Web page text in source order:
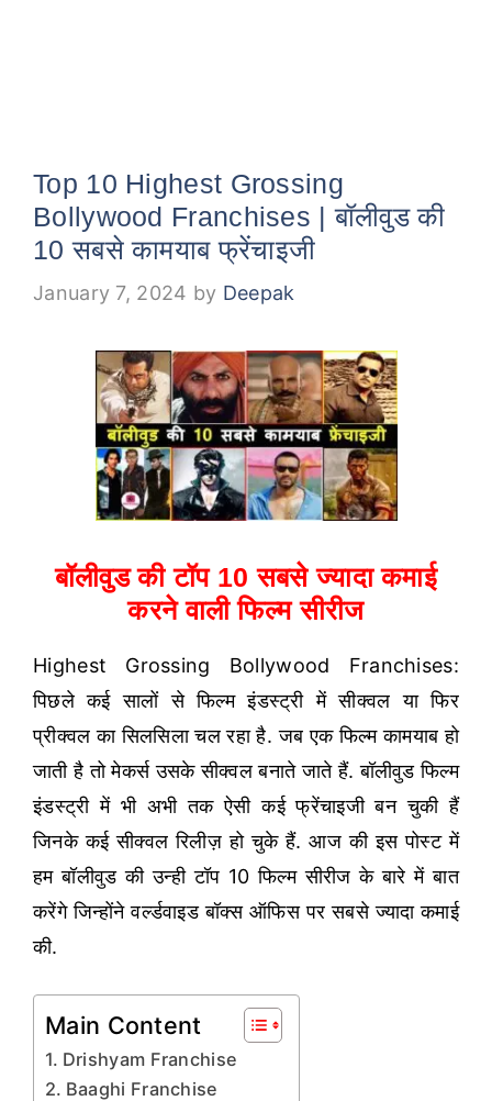
Top 10 Highest Grossing
Bollywood Franchises | बॉलीवुड की
10 सबसे कामयाब फ्रेंचाइजी
January 7, 2024 by Deepak
बॉलीवुड की टॉप 10 सबसे ज्यादा कमाई
करने वाली फिल्म सीरीज
Highest Grossing Bollywood Franchises:
पिछले कई सालों से फिल्म इंडस्ट्री में सीक्वल या फिर
प्रीक्वल का सिलसिला चल रहा है. जब एक फिल्म कामयाब हो
जाती है तो मेकर्स उसके सीक्वल बनाते जाते हैं. बॉलीवुड फिल्म
इंडस्ट्री में भी अभी तक ऐसी कई फ्रेंचाइजी बन चुकी हैं
जिनके कई सीक्वल रिलीज़ हो चुके हैं. आज की इस पोस्ट में
हम बॉलीवुड की उन्ही टॉप 10 फिल्म सीरीज के बारे में बात
करेंगे जिन्होंने वर्ल्डवाइड बॉक्स ऑफिस पर सबसे ज्यादा कमाई
की.
Main Content
Drishyam Franchise
Baaghi Franchise